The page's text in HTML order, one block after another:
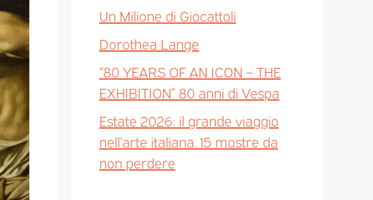
Un Milione di Giocattoli
Dorothea Lange
“80 YEARS OF AN ICON – THE
EXHIBITION” 80 anni di Vespa
Estate 2026: il grande viaggio
nell’arte italiana. 15 mostre da
non perdere